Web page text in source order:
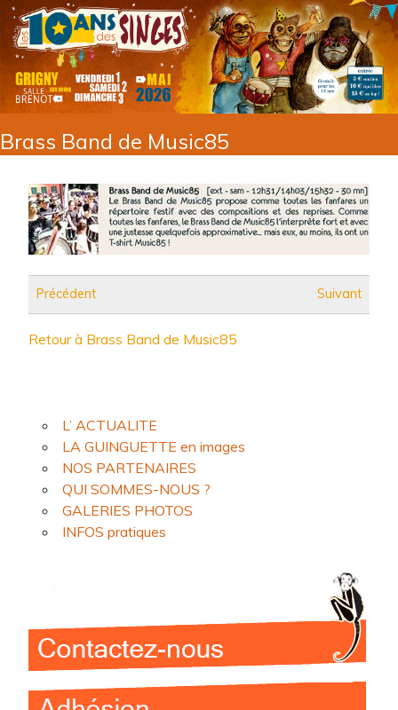
Brass Band de Music85
Précédent Suivant
Retour à Brass Band de Music85
L’ ACTUALITE
LA GUINGUETTE en images
NOS PARTENAIRES
QUI SOMMES-NOUS ?
GALERIES PHOTOS
INFOS pratiques